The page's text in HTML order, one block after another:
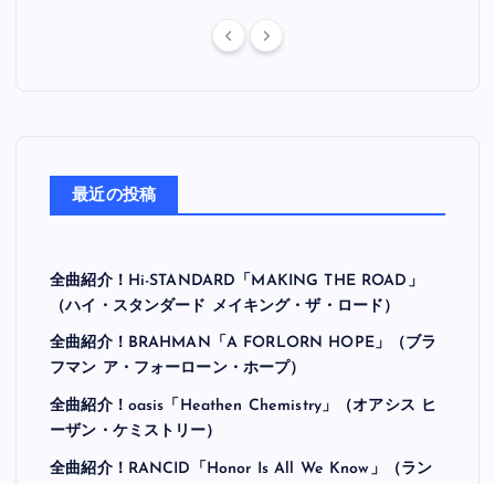
最近の投稿
全曲紹介！Hi-STANDARD「MAKING THE ROAD」
（ハイ・スタンダード メイキング・ザ・ロード）
全曲紹介！BRAHMAN「A FORLORN HOPE」（ブラ
フマン ア・フォーローン・ホープ）
全曲紹介！oasis「Heathen Chemistry」（オアシス ヒ
ーザン・ケミストリー）
全曲紹介！RANCID「Honor Is All We Know」（ラン